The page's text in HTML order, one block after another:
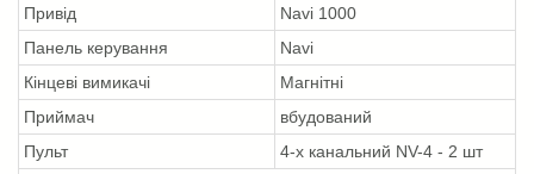
Привід
Navi 1000
Панель керування
Navi
Кінцеві вимикачі
Магнітні
Приймач
вбудований
Пульт
4-х канальний NV-4 - 2 шт